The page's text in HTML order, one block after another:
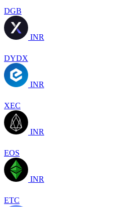
DGB
INR
DYDX
INR
XEC
INR
EOS
INR
ETC